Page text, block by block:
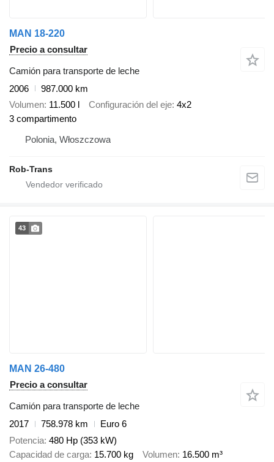
MAN 18-220
Precio a consultar
Camión para transporte de leche
2006
987.000 km
Volumen 11.500 l Configuración del eje 4x2
3 compartimento
Polonia, Włoszczowa
Rob-Trans
43
MAN 26-480
Precio a consultar
Camión para transporte de leche
2017
758.978 km
Euro 6
Potencia 480 Hp (353 kW)
Capacidad de carga 15.700 kg Volumen 16.500 m³